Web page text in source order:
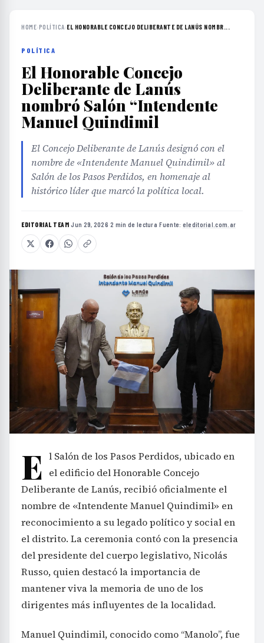
HOME›POLÍTICA›EL HONORABLE CONCEJO DELIBERANTE DE LANÚS NOMBR...
POLÍTICA
El Honorable Concejo
Deliberante de Lanús
nombró Salón “Intendente
Manuel Quindimil
El Concejo Deliberante de Lanús designó con el
nombre de «Intendente Manuel Quindimil» al
Salón de los Pasos Perdidos, en homenaje al
histórico líder que marcó la política local.
EDITORIAL TEAM·Jun 29, 2026·2 min de lectura·Fuente: eleditorial.com.ar
E l Salón de los Pasos Perdidos, ubicado en
el edificio del Honorable Concejo
Deliberante de Lanús, recibió oficialmente el
nombre de «Intendente Manuel Quindimil» en
reconocimiento a su legado político y social en
el distrito. La ceremonia contó con la presencia
del presidente del cuerpo legislativo, Nicolás
Russo, quien destacó la importancia de
mantener viva la memoria de uno de los
dirigentes más influyentes de la localidad.
Manuel Quindimil, conocido como “Manolo”, fue